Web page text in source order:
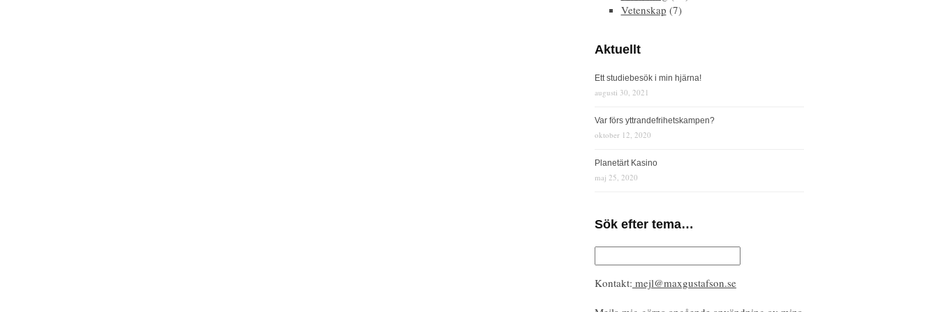
Vetenskap (7)
Aktuellt
Ett studiebesök i min hjärna!
augusti 30, 2021
Var förs yttrandefrihetskampen?
oktober 12, 2020
Planetärt Kasino
maj 25, 2020
Sök efter tema…
Kontakt: mejl@maxgustafson.se